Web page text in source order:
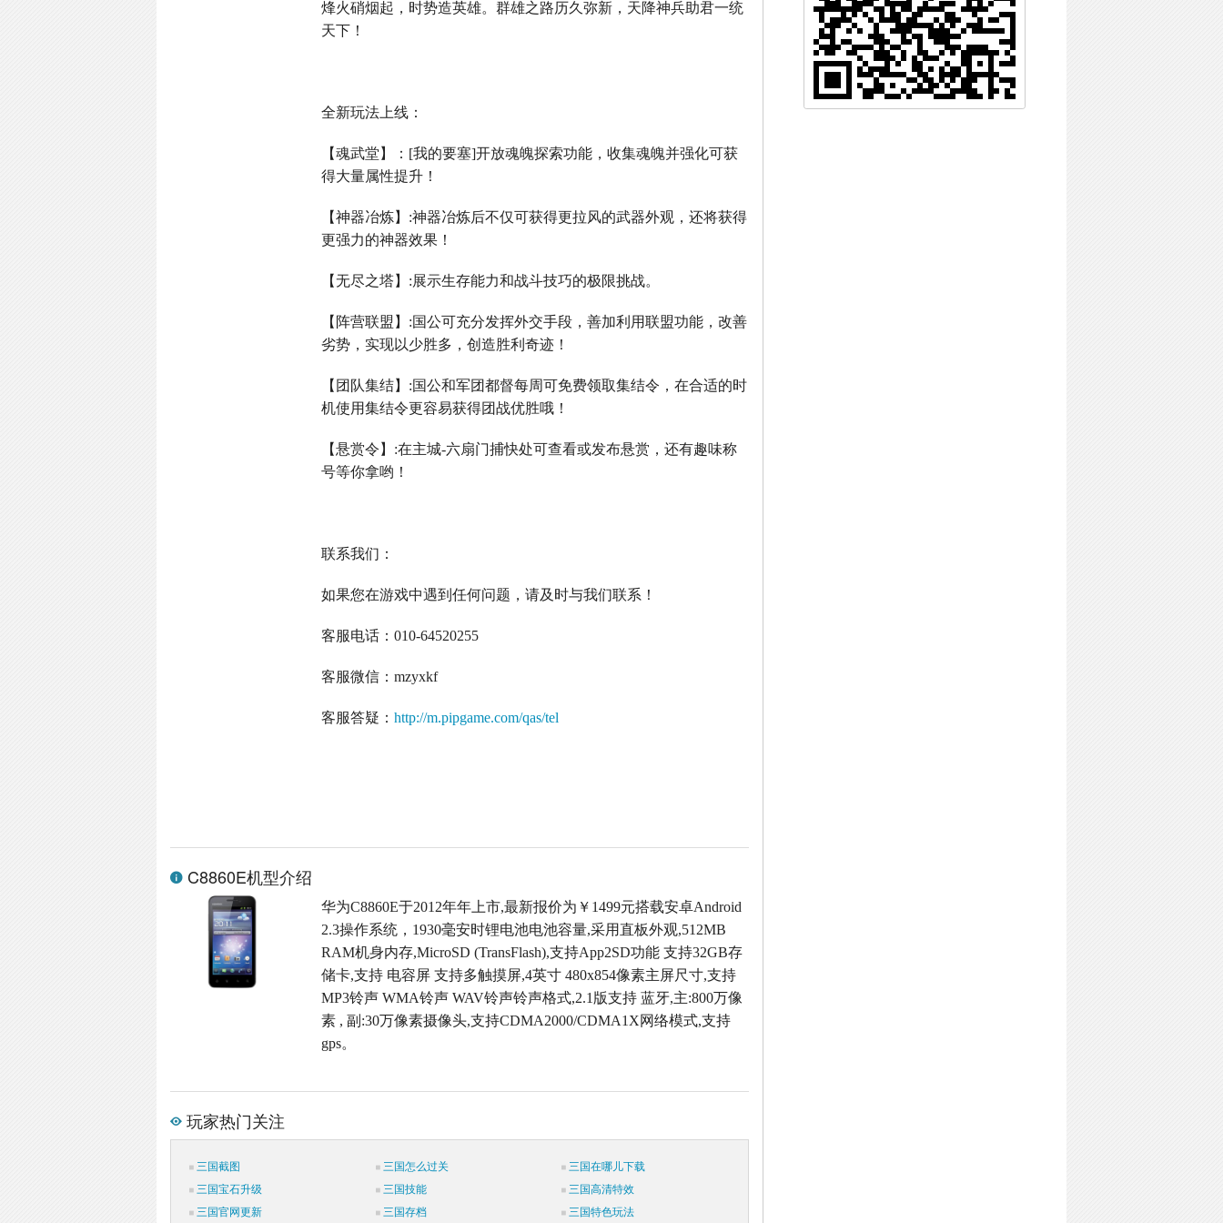
烽火硝烟起，时势造英雄。群雄之路历久弥新，天降神兵助君一统
天下！
全新玩法上线：
【魂武堂】： [我的要塞]开放魂魄探索功能，收集魂魄并强化可获
得大量属性提升！
【神器冶炼】 :神器冶炼后不仅可获得更拉风的武器外观，还将获得
更强力的神器效果！
【无尽之塔】 :展示生存能力和战斗技巧的极限挑战。
【阵营联盟】 :国公可充分发挥外交手段，善加利用联盟功能，改善
劣势，实现以少胜多，创造胜利奇迹！
【团队集结】 :国公和军团都督每周可免费领取集结令，在合适的时
机使用集结令更容易获得团战优胜哦！
【悬赏令】 :在主城-六扇门捕快处可查看或发布悬赏，还有趣味称
号等你拿哟！
联系我们：
如果您在游戏中遇到任何问题，请及时与我们联系！
客服电话：010-64520255
客服微信：mzyxkf
客服答疑：http://m.pipgame.com/qas/tel
C8860E机型介绍
华为C8860E于2012年年上市,最新报价为￥1499元搭载安卓Android
2.3操作系统，1930毫安时锂电池电池容量,采用直板外观,512MB
RAM机身内存,MicroSD (TransFlash),支持App2SD功能 支持32GB存
储卡,支持 电容屏 支持多触摸屏,4英寸 480x854像素主屏尺寸,支持
MP3铃声 WMA铃声 WAV铃声铃声格式,2.1版支持 蓝牙,主:800万像
素 , 副:30万像素摄像头,支持CDMA2000/CDMA1X网络模式,支持
gps。
玩家热门关注
三国截图 三国怎么过关
三国在哪儿下载
三国宝石升级
三国技能
三国高清特效
三国官网更新
三国存档 三国特色玩法